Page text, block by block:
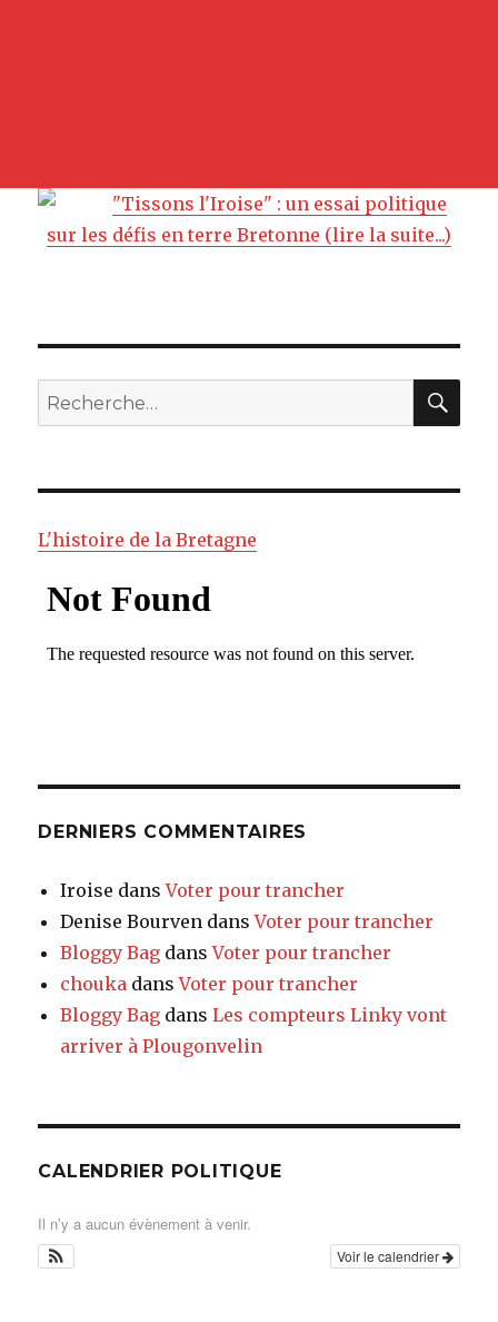
"Tissons l'Iroise" : un essai politique
sur les défis en terre Bretonne (lire la suite...)
Recherche
pour
L'histoire de la Bretagne
DERNIERS COMMENTAIRES
Iroise dansVoter pour trancher
Denise Bourven dansVoter pour trancher
Bloggy Bag dansVoter pour trancher
chouka dansVoter pour trancher
Bloggy Bag dansLes compteurs Linky vont
arriver à Plougonvelin
CALENDRIER POLITIQUE
Il n’y a aucun évènement à venir.
Voir le calendrier